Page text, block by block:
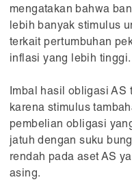
mengatakan bahwa
lebih banyak stimulus
terkait pertumbuhan
inflasi yang lebih tinggi.
Imbal hasil obligasi AS
karena stimulus
pembelian obligasi
jatuh dengan suku
rendah pada aset AS
asing.